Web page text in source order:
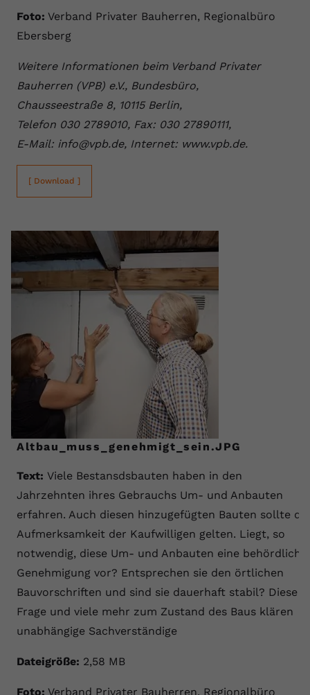
Foto: Verband Privater Bauherren, Regionalbüro
Ebersberg
Weitere Informationen beim Verband Privater
Bauherren (VPB) e.V., Bundesbüro,
Chausseestraße 8, 10115 Berlin,
Telefon 030 2789010, Fax: 030 27890111,
E-Mail: info@vpb.de, Internet: www.vpb.de.
[ Download ]
Altbau_muss_genehmigt_sein.JPG
Text: Viele Bestansdsbauten haben in den
Jahrzehnten ihres Gebrauchs Um- und Anbauten
erfahren. Auch diesen hinzugefügten Bauten sollte die
Aufmerksamkeit der Kaufwilligen gelten. Liegt, so
notwendig, diese Um- und Anbauten eine behördliche
Genehmigung vor? Entsprechen sie den örtlichen
Bauvorschriften und sind sie dauerhaft stabil? Diese
Frage und viele mehr zum Zustand des Baus klären
unabhängige Sachverständige
Dateigröße: 2,58 MB
Foto: Verband Privater Bauherren, Regionalbüro